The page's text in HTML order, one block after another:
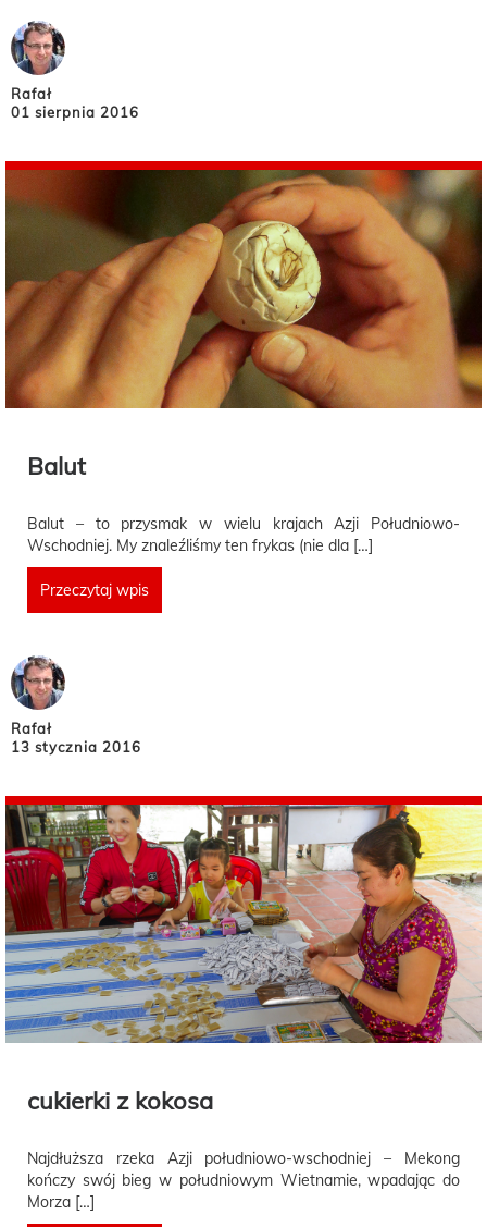
Rafał
01 sierpnia 2016
Balut
Balut – to przysmak w wielu krajach Azji Południowo-
Wschodniej. My znaleźliśmy ten frykas (nie dla […]
Przeczytaj wpis
Rafał
13 stycznia 2016
cukierki z kokosa
Najdłuższa rzeka Azji południowo-wschodniej – Mekong
kończy swój bieg w południowym Wietnamie, wpadając do
Morza […]